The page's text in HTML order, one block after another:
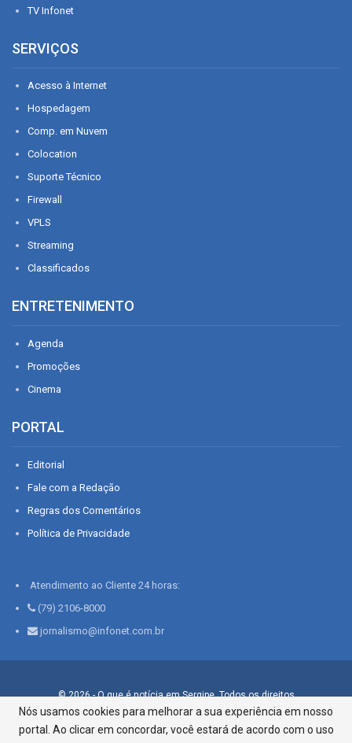
TV Infonet
SERVIÇOS
Acesso à Internet
Hospedagem
Comp. em Nuvem
Colocation
Suporte Técnico
Firewall
VPLS
Streaming
Classificados
ENTRETENIMENTO
Agenda
Promoções
Cinema
PORTAL
Editorial
Fale com a Redação
Regras dos Comentários
Política de Privacidade
Atendimento ao Cliente 24 horas:
(79) 2106-8000
jornalismo@infonet.com.br
© 2026 - O que é notícia em Sergipe. Todos os direitos
reservados.
Infonet - Rua Monsenhor Silveira 276, Bairro São José |
Nós usamos cookies para melhorar a sua experiência em nosso
portal. Ao clicar em concordar, você estará de acordo com o uso